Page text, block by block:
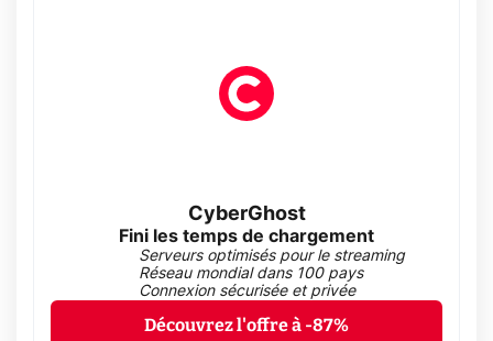
CyberGhost
Fini les temps de chargement
Serveurs optimisés pour le streaming
Réseau mondial dans 100 pays
Connexion sécurisée et privée
Découvrez l'offre à -87%